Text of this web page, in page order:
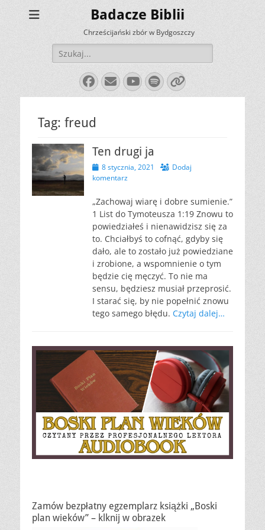
Badacze Biblii
Chrześcijański zbór w Bydgoszczy
Szukaj:
Facebook
E-
mail
YouTube
Spotify
Link
Tag: freud
Ten drugi ja
Opublikowano
8 stycznia, 2021
Dodaj
komentarz
„Zachowaj wiarę i dobre sumienie.”
1 List do Tymoteusza 1:19 Znowu to
powiedziałeś i nienawidzisz się za
to. Chciałbyś to cofnąć, gdyby się
dało, ale to zostało już powiedziane
i zrobione, a wspomnienie o tym
będzie cię męczyć. To nie ma
sensu, będziesz musiał przeprosić.
I starać się, by nie popełnić znowu
tego samego błędu. Czytaj dalej…
Zamów bezpłatny egzemplarz książki „Boski
plan wieków” – klknij w obrazek